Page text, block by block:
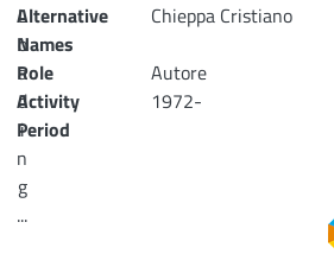
L
o
a
d
i
n
g
...
Alternative
Names
Chieppa Cristiano
Role
Autore
Activity
Period
1972-